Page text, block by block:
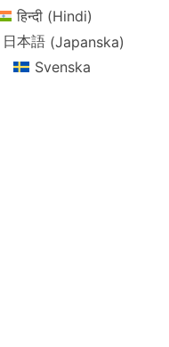
हिन्दी (Hindi)
日本語 (Japanska)
Svenska